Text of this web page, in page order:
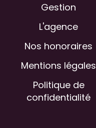
Gestion
L'agence
Nos honoraires
Mentions légales
Politique de
confidentialité